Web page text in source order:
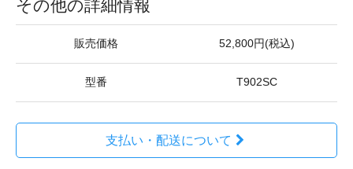
その他の詳細情報
販売価格 52,800円(税込)
型番 T902SC
支払い・配送について